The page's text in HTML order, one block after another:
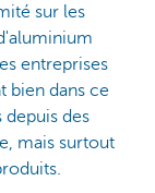
sur les
entreprises
bien dans ce
des
mais surtout